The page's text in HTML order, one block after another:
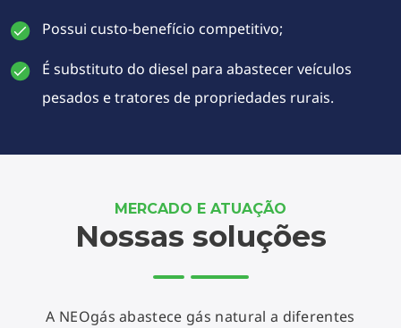
Possui custo-benefício competitivo;
É substituto do diesel para abastecer veículos
pesados e tratores de propriedades rurais.
MERCADO E ATUAÇÃO
Nossas soluções
A NEOgás abastece gás natural a diferentes